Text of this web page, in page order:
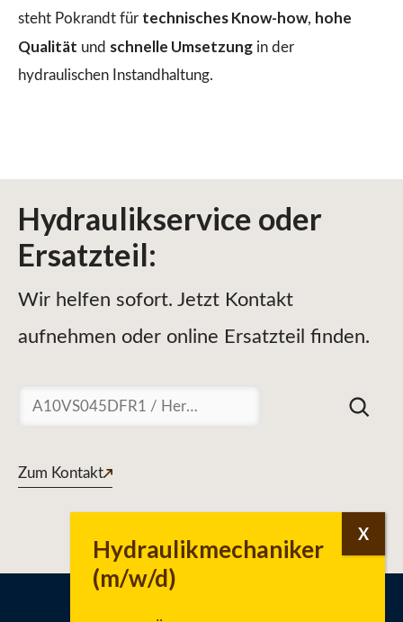
steht Pokrandt für technisches Know-how, hohe
Qualität und schnelle Umsetzung in der
hydraulischen Instandhaltung.
Hydraulikservice oder
Ersatzteil:
Wir helfen sofort. Jetzt Kontakt
aufnehmen oder online Ersatzteil finden.
Suchen
Zum Kontakt